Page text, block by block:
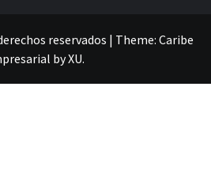
reservados | Theme: Caribe
byXU.